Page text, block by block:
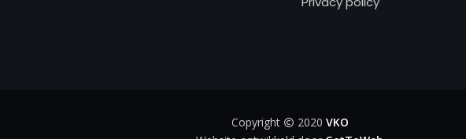
Copyright 2020 VKO